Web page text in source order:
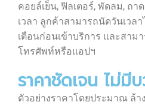
คอยล์เย็น, ฟิลเตอร์, พัดลม, ถา
เวลา ลูกค้าสามารถนัดวันเวล
เตือนก่อนเข้าบริการ และสาม
โทรศัพท์หรือแอปฯ
ราคาชัดเจน ไม่มี
ตัวอย่างราคาโดยประมาณ ล้า